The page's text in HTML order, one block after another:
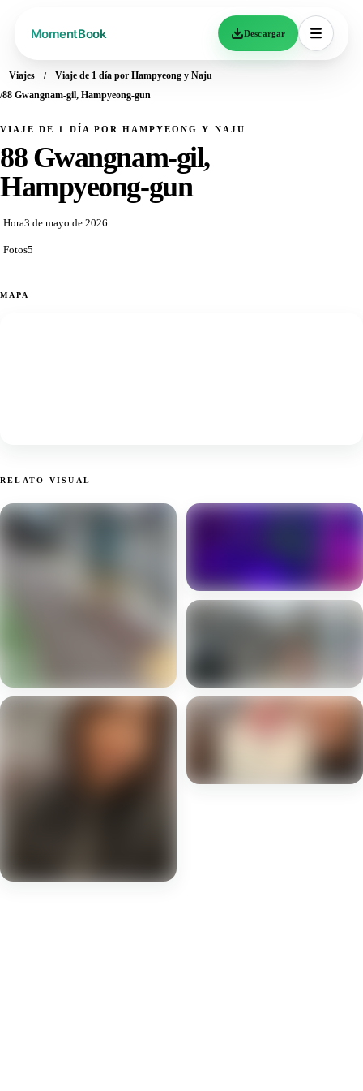
Descargar
Viajes
Viaje de 1 día por Hampyeong y Naju
88 Gwangnam-gil, Hampyeong-gun
VIAJE DE 1 DÍA POR HAMPYEONG Y NAJU
88 Gwangnam-gil,
Hampyeong-gun
Hora3 de mayo de 2026
Fotos5
MAPA
RELATO VISUAL